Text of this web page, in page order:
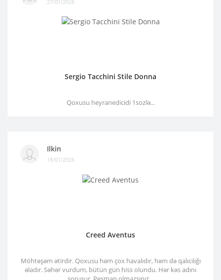
27/01/2026
Sergio Tacchini Stile Donna
Qoxusu heyranedicidi 1sozlə...
Ilkin
18/01/2026
Creed Aventus
Möhtəşəm ətirdir. Qoxusu həm çox havalıdır, həm də qalıcılığı
əladır. Səhər vurdum, bütün gün hiss olundu. Hər kəs adını